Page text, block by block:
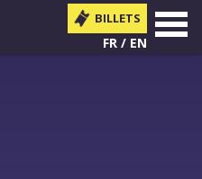
BILLETS
FR EN
MENU